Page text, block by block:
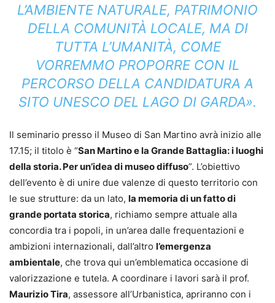
L’AMBIENTE NATURALE, PATRIMONIO
DELLA COMUNITÀ LOCALE, MA DI
TUTTA L’UMANITÀ, COME
VORREMMO PROPORRE CON IL
PERCORSO DELLA CANDIDATURA A
SITO UNESCO DEL LAGO DI GARDA».
Il seminario presso il Museo di San Martino avrà inizio alle
17.15; il titolo è “San Martino e la Grande Battaglia: i luoghi
della storia. Per un’idea di museo diffuso”. L’obiettivo
dell’evento è di unire due valenze di questo territorio con
le sue strutture: da un lato, la memoria di un fatto di
grande portata storica, richiamo sempre attuale alla
concordia tra i popoli, in un’area dalle frequentazioni e
ambizioni internazionali, dall’altro l’emergenza
ambientale, che trova qui un’emblematica occasione di
valorizzazione e tutela. A coordinare i lavori sarà il prof.
Maurizio Tira, assessore all’Urbanistica, apriranno con i